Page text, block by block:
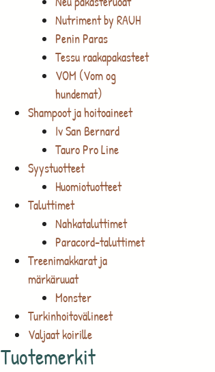
Nutriment by RAUH
Penin Paras
Tessu raakapakasteet
VOM (Vom og
hundemat)
Shampoot ja hoitoaineet
Iv San Bernard
Tauro Pro Line
Syystuotteet
Huomiotuotteet
Taluttimet
Nahkataluttimet
Paracord-taluttimet
Treenimakkarat ja
märkäruuat
Monster
Turkinhoitovälineet
Valjaat koirille
Tuotemerkit